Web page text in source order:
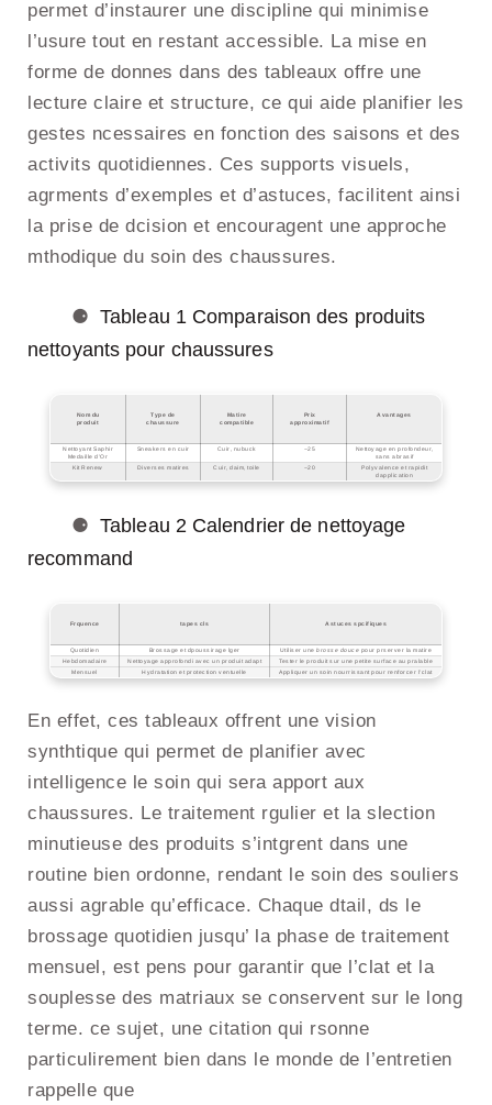
permet d’instaurer une discipline qui minimise
l’usure tout en restant accessible. La mise en
forme de donnes dans des tableaux offre une
lecture claire et structure, ce qui aide planifier les
gestes ncessaires en fonction des saisons et des
activits quotidiennes. Ces supports visuels,
agrments d’exemples et d’astuces, facilitent ainsi
la prise de dcision et encouragent une approche
mthodique du soin des chaussures.
Tableau 1 Comparaison des produits
nettoyants pour chaussures
Nom du
produit
Type de
chaussure
Matire
compatible
Prix
approximatif
Avantages
Nettoyant Saphir
Medaille d’Or
Sneakers en cuir Cuir, nubuck ~25
Nettoyage en profondeur,
sans abrasif
Kit Renew
Diverses matires Cuir, daim, toile ~20
Polyvalence et rapidit
dapplication
Tableau 2 Calendrier de nettoyage
recommand
Frquence tapes cls Astuces spcifiques
Quotidien Brossage et dpoussirage lger Utiliser unebrosse douce pour prserver la matire
Hebdomadaire
Nettoyage approfondi avec un produit adapt
Tester le produit sur une petite surface au pralable
Mensuel
Hydratation et protection ventuelle Appliquer un soin nourrissant pour renforcer l’clat
En effet, ces tableaux offrent une vision
synthtique qui permet de planifier avec
intelligence le soin qui sera apport aux
chaussures. Le traitement rgulier et la slection
minutieuse des produits s’intgrent dans une
routine bien ordonne, rendant le soin des souliers
aussi agrable qu’efficace. Chaque dtail, ds le
brossage quotidien jusqu’ la phase de traitement
mensuel, est pens pour garantir que l’clat et la
souplesse des matriaux se conservent sur le long
terme. ce sujet, une citation qui rsonne
particulirement bien dans le monde de l’entretien
rappelle que